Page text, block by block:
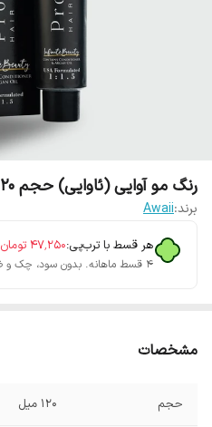
رنگ مو آوایی (ئاوایی) حجم 120 میل شماره 5/364
برند:Awaii
هر قسط با ترب‌پی:۴۷٬۲۵۰ تومان
۴ قسط ماهانه. بدون سود، چک و ضامن.
مشخصات
حجم 120 میل